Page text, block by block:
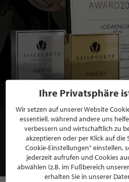
BEWERBEN SIE SICH
MITGLIEDSCHAFT
JETZT GRATIS
Ihre Privatsphäre
Wir setzen auf unserer Website
essentiell, während andere uns
verbessern und wirtschaftlich zu
akzeptieren oder per Klick auf die
Cookie-Einstellungen" einstellen,
jederzeit aufrufen und Cookies
abwählen (z.B. im Fußbereich
erhalten Sie in unserer